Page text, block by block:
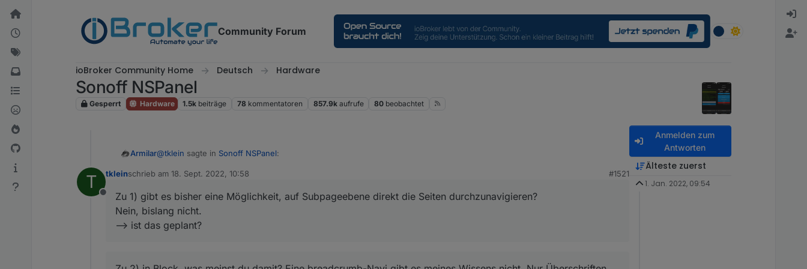
Weiter zum Inhalt
Community Forum
ioBroker Community Home Deutsch Hardware
Sonoff NSPanel
Gesperrt Hardware 1.5k beiträge 78 kommentatoren 857.9k aufrufe 80 beobachtet
Armilar@tklein sagte in Sonoff NSPanel:
gibt es bisher eine Möglichkeit, auf Subpageebene direkt die Seiten durchzunavigieren?
Bsp:
Zu 1) gibt es bisher eine Möglichkeit, auf Subpageebene direkt die Seiten durchzunavigieren?
Nein, bislang nicht.
Zu 2) in Block, was meinst du damit? Eine breadcrumb-Navi gibt es meines Wissens nicht. Nur Überschriften.
T
Offline
tkleinschrieb am 18. Sept. 2022, 10:58
zuletzt editiert von
#1521
Zu 1) gibt es bisher eine Möglichkeit, auf Subpageebene direkt die Seiten durchzunavigieren?
Nein, bislang nicht.
--> ist das geplant?
Anmelden zum
Antworten
Älteste zuerst
1. Jan. 2022, 09:54